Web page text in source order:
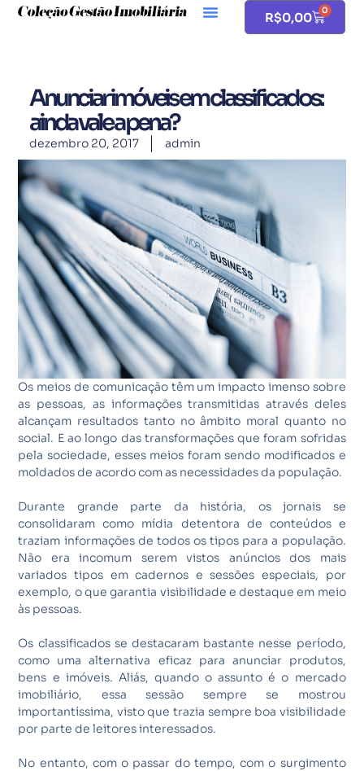
R$0,00 0
Anunciar imóveis em classificados:
ainda vale a pena?
dezembro 20, 2017 admin
Os meios de comunicação têm um impacto imenso sobre
as pessoas, as informações transmitidas através deles
alcançam resultados tanto no âmbito moral quanto no
social. E ao longo das transformações que foram sofridas
pela sociedade, esses meios foram sendo modificados e
moldados de acordo com as necessidades da população.
Durante grande parte da história, os jornais se
consolidaram como mídia detentora de conteúdos e
traziam informações de todos os tipos para a população.
Não era incomum serem vistos anúncios dos mais
variados tipos em cadernos e sessões especiais, por
exemplo, o que garantia visibilidade e destaque em meio
às pessoas.
Os classificados se destacaram bastante nesse período,
como uma alternativa eficaz para anunciar produtos,
bens e imóveis. Aliás, quando o assunto é o mercado
imobiliário, essa sessão sempre se mostrou
importantíssima, visto que trazia sempre boa visibilidade
por parte de leitores interessados.
No entanto, com o passar do tempo, com o surgimento